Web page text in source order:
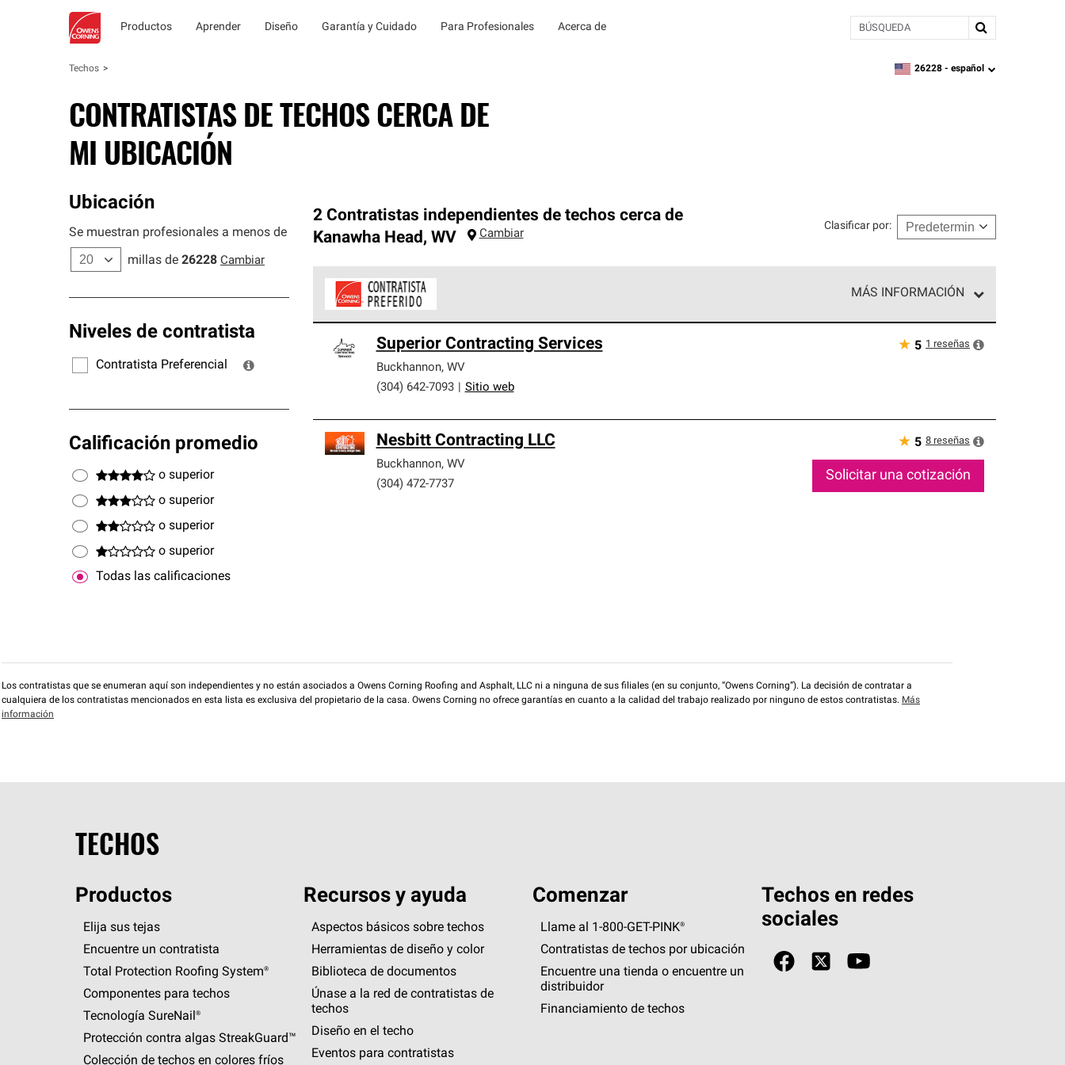
Productos Aprender Diseño Garantía y Cuidado Para Profesionales Acerca de BÚSQUEDA
Techos zipcode,language
26228 - español
CONTRATISTAS DE TECHOS CERCA DE
MI UBICACIÓN
Ubicación
Se muestran profesionales a menos de
millas de 26228 Cambiar
Niveles de contratista
Contratista Preferencial
Calificación promedio
o superior
o superior
o superior
o superior
Todas las calificaciones
2 Contratistas independientes de techos cerca de
Kanawha Head , WV Cambiar
Clasificar por:
MÁS INFORMACIÓN
cumplen con altos estándares y requisitos estrictos de profesionalismo y confiabilidad.
Superior Contracting Services
Buckhannon, WV
(304) 642-7093
Sitio web
★ 5 1 reseñas
Nesbitt Contracting LLC
Buckhannon, WV
(304) 472-7737
★ 5 8 reseñas
Solicitar una cotización
Los contratistas que se enumeran aquí son independientes y no están asociados a Owens Corning Roofing and Asphalt, LLC ni a ninguna de sus filiales (en su conjunto, “Owens Corning”). La decisión de contratar a
cualquiera de los contratistas mencionados en esta lista es exclusiva del propietario de la casa. Owens Corning no ofrece garantías en cuanto a la calidad del trabajo realizado por ninguno de estos contratistas. Más
información
TECHOS
Productos
Elija sus tejas
Encuentre un contratista
Total Protection Roofing System®
Componentes para techos
Tecnología SureNail®
Protección contra algas StreakGuard™
Colección de techos en colores fríos
Recursos y ayuda
Aspectos básicos sobre techos
Herramientas de diseño y color
Biblioteca de documentos
Únase a la red de contratistas de
techos
Diseño en el techo
Eventos para contratistas
Comenzar
Llame al 1-800-GET -PINK®
Contratistas de techos por ubicación
Encuentre una tienda o encuentre un
distribuidor
Financiamiento de techos
Techos en redes
sociales